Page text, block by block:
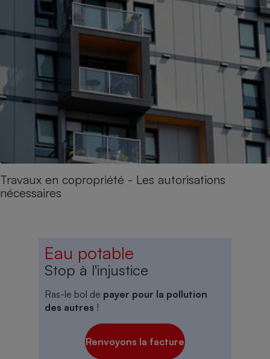
Travaux en copropriété - Les autorisations
nécessaires
Eau potable
Stop à l'injustice
Ras-le bol de payer pour la pollution
des autres !
Renvoyons la facture